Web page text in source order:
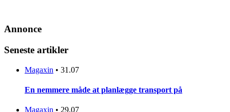
Annonce
Seneste artikler
Magaxin • 31.07
En nemmere måde at planlægge transport på
Magaxin • 29.07